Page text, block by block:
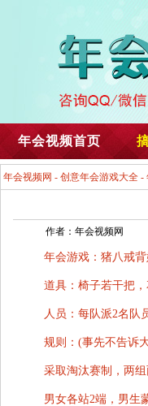
年会视频首页
年会视频网 - 创意年会游戏大全 -
作者：年会视频网
年会游戏：猪八戒背
道具：椅子若干把
人员：每队派2名队
规则：(事先不告诉
采取淘汰赛制，两
男女各站2端，男生